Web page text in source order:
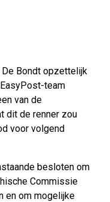
Bondt opzettelijk
team
van de
dit de renner zou
voor volgend
besloten om
Commissie
en om mogelijke